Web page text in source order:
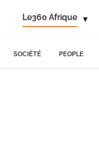
Le360 Afrique ▾
SOCIÉTÉ PEOPLE